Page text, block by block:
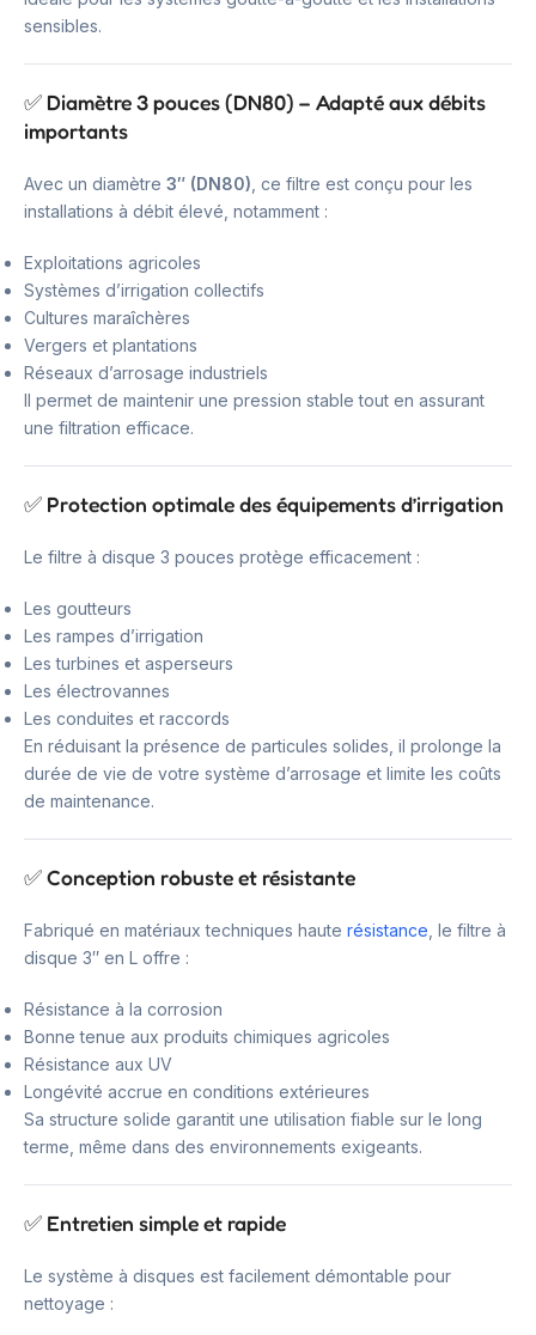
sensibles.
✅ Diamètre 3 pouces (DN80) – Adapté aux débits
importants
Avec un diamètre 3″ (DN80) , ce filtre est conçu pour les
installations à débit élevé, notamment :
Exploitations agricoles
Systèmes d’irrigation collectifs
Cultures maraîchères
Vergers et plantations
Réseaux d’arrosage industriels
Il permet de maintenir une pression stable tout en assurant
une filtration efficace.
✅ Protection optimale des équipements d’irrigation
Le filtre à disque 3 pouces protège efficacement :
Les goutteurs
Les rampes d’irrigation
Les turbines et asperseurs
Les électrovannes
Les conduites et raccords
En réduisant la présence de particules solides, il prolonge la
durée de vie de votre système d’arrosage et limite les coûts
de maintenance.
✅ Conception robuste et résistante
Fabriqué en matériaux techniques haute résistance , le filtre à
disque 3″ en L offre :
Résistance à la corrosion
Bonne tenue aux produits chimiques agricoles
Résistance aux UV
Longévité accrue en conditions extérieures
Sa structure solide garantit une utilisation fiable sur le long
terme, même dans des environnements exigeants.
✅ Entretien simple et rapide
Le système à disques est facilement démontable pour
nettoyage :